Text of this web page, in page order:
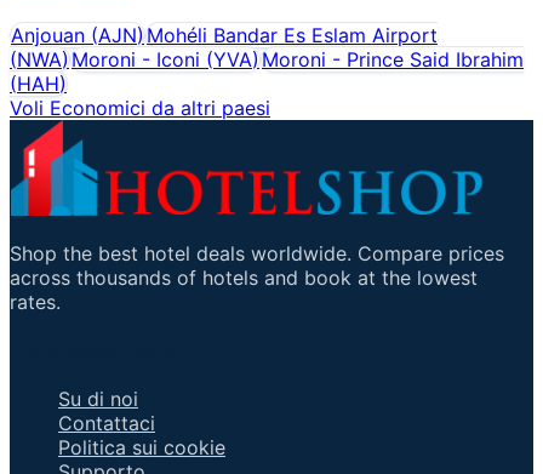
Anjouan (AJN)Mohéli Bandar Es Eslam Airport
(NWA)Moroni - Iconi (YVA) Moroni - Prince Said Ibrahim
(HAH)
Voli Economici da altri paesi
Shop the best hotel deals worldwide. Compare prices
across thousands of hotels and book at the lowest
rates.
Su di noi
Contattaci
Politica sui cookie